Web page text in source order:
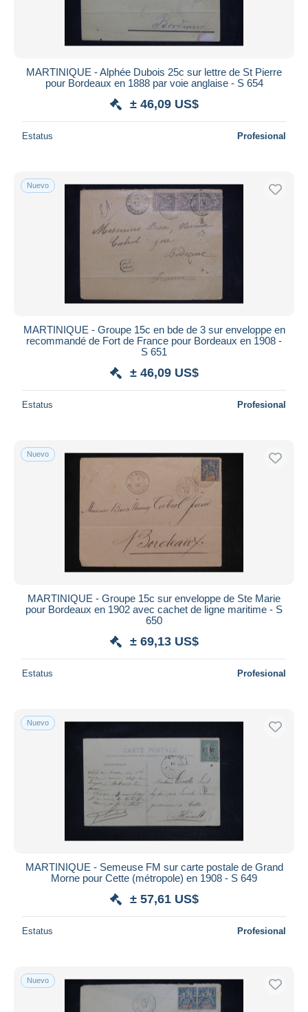
MARTINIQUE - Alphée Dubois 25c sur lettre de St Pierre
pour Bordeaux en 1888 par voie anglaise - S 654
± 46,09 US$
Estatus Profesional
Nuevo
MARTINIQUE - Groupe 15c en bde de 3 sur enveloppe en
recommandé de Fort de France pour Bordeaux en 1908 -
S 651
± 46,09 US$
Estatus Profesional
Nuevo
MARTINIQUE - Groupe 15c sur enveloppe de Ste Marie
pour Bordeaux en 1902 avec cachet de ligne maritime - S
650
± 69,13 US$
Estatus Profesional
Nuevo
MARTINIQUE - Semeuse FM sur carte postale de Grand
Morne pour Cette (métropole) en 1908 - S 649
± 57,61 US$
Estatus Profesional
Nuevo